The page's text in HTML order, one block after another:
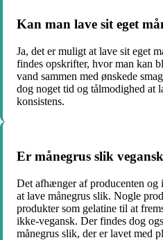
Kan man lave sit eget
Ja, det er muligt at lave sit eget
findes opskrifter, hvor man kan
vand sammen med ønskede
dog noget tid og tålmodighed at
konsistens.
Er månegrus slik
Det afhænger af producenten og
at lave månegrus slik. Nogle
produkter som gelatine til at
ikke-vegansk. Der findes dog
månegrus slik, der er lavet med